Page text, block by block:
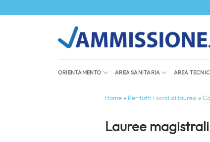
ORIENTAMENTO AREA SANITARIA AREA
Home » Per tutti i corsi di laurea »
Lauree